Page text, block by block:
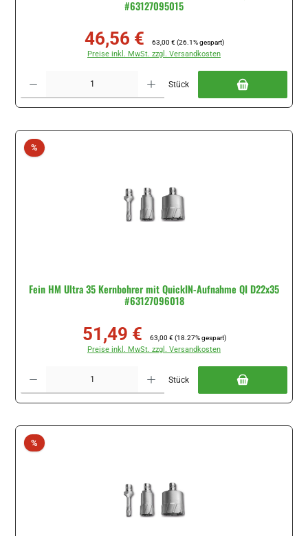
#63127095015
Verkaufspreis:
46,56 € 63,00 € (26.1% gespart)
Preise inkl. MwSt. zzgl. Versandkosten
Stück
%Rabatt
Fein HM Ultra 35 Kernbohrer mit QuickIN-Aufnahme QI D22x35
#63127096018
Verkaufspreis:
51,49 € 63,00 € (18.27% gespart)
Preise inkl. MwSt. zzgl. Versandkosten
Stück
%Rabatt